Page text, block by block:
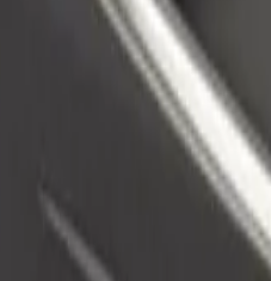
Leverera mat och få betalt
varje vecka
Lägg
butik
Nå